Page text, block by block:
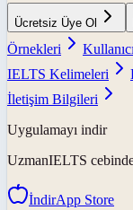
Ücretsiz Üye Ol
Örnekleri
IELTS Kelimeleri
İletişim Bilgileri
Uygulamayı indir
UzmanIELTS
İndirApp Store